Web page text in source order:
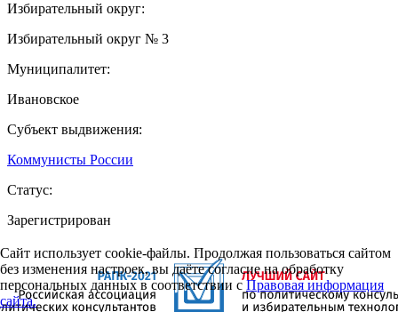
Избирательный округ:
Избирательный округ № 3
Муниципалитет:
Ивановское
Субъект выдвижения:
Коммунисты России
Статус:
Зарегистрирован
Сайт использует cookie-файлы. Продолжая пользоваться сайтом
без изменения настроек, вы даёте согласие на обработку
персональных данных в соответствии сПравовая информация
сайта.